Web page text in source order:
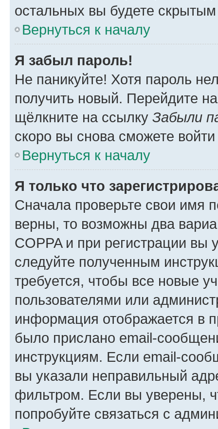
остальных вы будете
Вернуться к началу
Я забыл пароль!
Не паникуйте! Хотя пароль
получить новый. Перейдите
щёлкните на ссылку Забыли
скоро вы снова сможете
Вернуться к началу
Я только что
Сначала проверьте свои имя
верны, то возможны два
COPPA и при регистрации вы
следуйте полученным
требуется, чтобы все новые
пользователями или
информация отображается в
было прислано email-
инструкциям. Если email-
вы указали неправильный
фильтром. Если вы уверены,
попробуйте связаться с